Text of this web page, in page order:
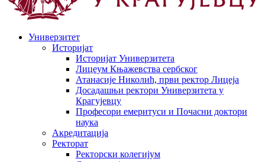
Универзитет
Историјат
Историјат Универзитета
Лицеум Књажевства сербског
Атанасије Николић, први ректор Лицеја
Досадашњи ректори Универзитета у
Крагујевцу
Професори емеритуси и Почасни доктори
наука
Акредитација
Ректорат
Ректорски колегијум